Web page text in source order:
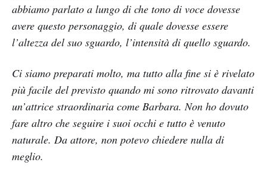
abbiamo parlato a lungo di che tono di voce dovesse
avere questo personaggio, di quale dovesse essere
l’altezza del suo sguardo, l’intensità di quello sguardo.
Ci siamo preparati molto, ma tutto alla fine si è rivelato
più facile del previsto quando mi sono ritrovato davanti
un’attrice straordinaria come Barbara. Non ho dovuto
fare altro che seguire i suoi occhi e tutto è venuto
naturale. Da attore, non potevo chiedere nulla di
meglio.